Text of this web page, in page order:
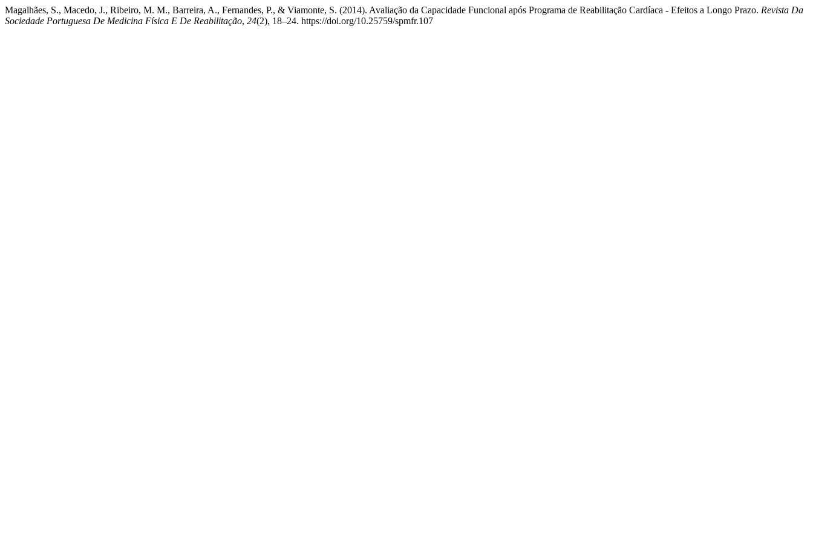
Magalhães, S., Macedo, J., Ribeiro, M. M., Barreira, A., Fernandes, P., & Viamonte, S. (2014). Avaliação da Capacidade Funcional após Programa de Reabilitação Cardíaca - Efeitos a Longo Prazo. Revista Da
Sociedade Portuguesa De Medicina Física E De Reabilitação, 24(2), 18–24. https://doi.org/10.25759/spmfr.107